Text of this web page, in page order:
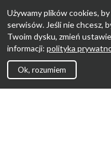
Używamy plików cookies,
serwisów. Jeśli nie chcesz,
Twoim dysku, zmień
informacji: polityka
Ok, rozumiem